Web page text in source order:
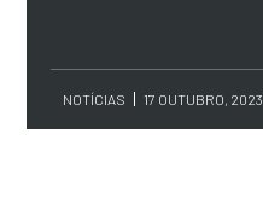
NOTÍCIAS 17 OUTUBRO, 2023